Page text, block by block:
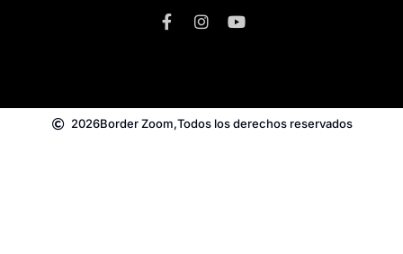
2026Border Zoom,Todos los derechos reservados